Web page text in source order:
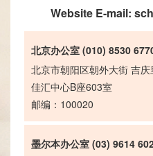
Website E-mail:
北京办公室 (010) 8530
北京市朝阳区朝外大街 吉
佳汇中心B座603室
邮编：100020
墨尔本办公室 (03) 9614